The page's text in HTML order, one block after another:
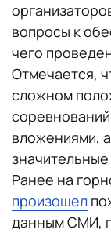
вопросы к
чего
Отмечается,
сложном
вложениями,
Ранее на
произошел
данным СМИ,